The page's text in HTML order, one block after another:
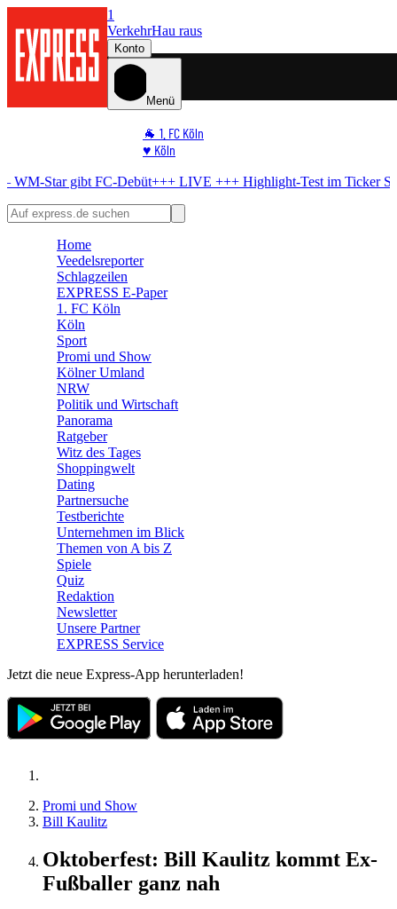
1
VerkehrHau raus
Konto
Menü
🐐 1. FC Köln
♥️ Köln
🏆 Sport
gibt FC-Debüt+++ LIVE +++Highlight-Test im TickerStartelf da –
Home
Veedelsreporter
Schlagzeilen
EXPRESS E-Paper
1. FC Köln
Köln
Sport
Promi und Show
Kölner Umland
NRW
Politik und Wirtschaft
Panorama
Ratgeber
Witz des Tages
Shoppingwelt
Dating
Partnersuche
Testberichte
Unternehmen im Blick
Themen von A bis Z
Spiele
Quiz
Redaktion
Newsletter
Unsere Partner
EXPRESS Service
Jetzt die neue Express-App herunterladen!
Promi und Show
Bill Kaulitz
Oktoberfest: Bill Kaulitz kommt Ex-
Fußballer ganz nah